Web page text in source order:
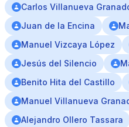
Carlos Villanueva
Juan de la Encina
Manuel Vizcaya López
Jesús del Silencio
Benito Hita del Castillo
Manuel Villanueva
Alejandro Ollero Tassara